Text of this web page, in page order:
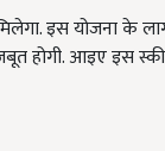
इस योजना के
होगी. आइए इस